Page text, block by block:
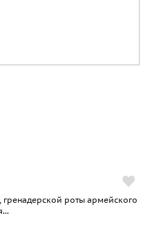
роты армейского